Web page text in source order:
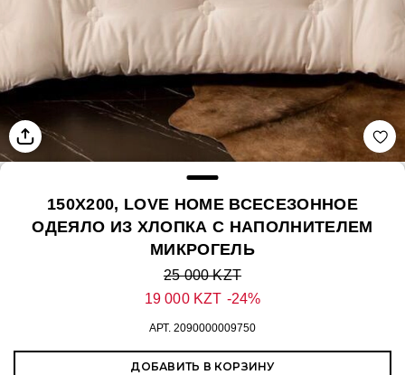
150Х200, LOVE HOME ВСЕСЕЗОННОЕ
ОДЕЯЛО ИЗ ХЛОПКА С НАПОЛНИТЕЛЕМ
МИКРОГЕЛЬ
25 000 KZT
19 000 KZT -24%
АРТ. 2090000009750
ДОБАВИТЬ В КОРЗИНУ